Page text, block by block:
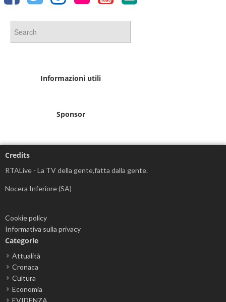
Informazioni utili
Sponsor
Credits
RTALive - La TV della gente,fatta dalla gente.
Nocera Inferiore (SA)
Cookie policy
Informativa sulla privacy
Categorie
Attualità
Cronaca
Cultura
Economia
EVIDENZA